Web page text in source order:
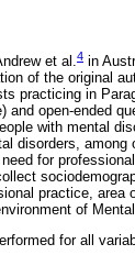
et al.4 in
of the original
practicing in
and open-ended
with mental
disorders,
for
practice, area
of
for all